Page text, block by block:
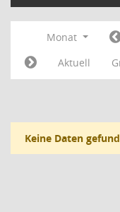
Monat
Aktuell
Keine Daten